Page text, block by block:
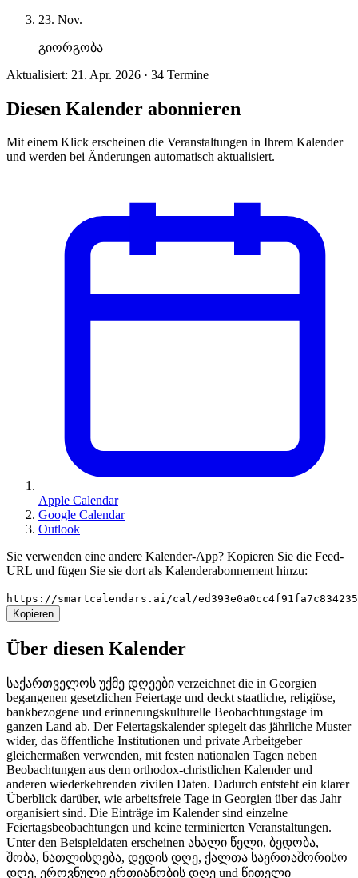
23. Nov.
გიორგობა
Aktualisiert: 21. Apr. 2026 · 34 Termine
Diesen Kalender abonnieren
Mit einem Klick erscheinen die Veranstaltungen in Ihrem Kalender
und werden bei Änderungen automatisch aktualisiert.
Apple Calendar
Google Calendar
Outlook
Sie verwenden eine andere Kalender-App? Kopieren Sie die Feed-
URL und fügen Sie sie dort als Kalenderabonnement hinzu:
https://smartcalendars.ai/cal/
Kopieren
Über diesen Kalender
საქართველოს უქმე დღეები verzeichnet die in Georgien
begangenen gesetzlichen Feiertage und deckt staatliche, religiöse,
bankbezogene und erinnerungskulturelle Beobachtungstage im
ganzen Land ab. Der Feiertagskalender spiegelt das jährliche Muster
wider, das öffentliche Institutionen und private Arbeitgeber
gleichermaßen verwenden, mit festen nationalen Tagen neben
Beobachtungen aus dem orthodox-christlichen Kalender und
anderen wiederkehrenden zivilen Daten. Dadurch entsteht ein klarer
Überblick darüber, wie arbeitsfreie Tage in Georgien über das Jahr
organisiert sind. Die Einträge im Kalender sind einzelne
Feiertagsbeobachtungen und keine terminierten Veranstaltungen.
Unter den Beispieldaten erscheinen ახალი წელი, ბედობა,
შობა, ნათლისღება, დედის დღე, ქალთა საერთაშორისო
დღე, ეროვნული ერთიანობის დღე und წითელი